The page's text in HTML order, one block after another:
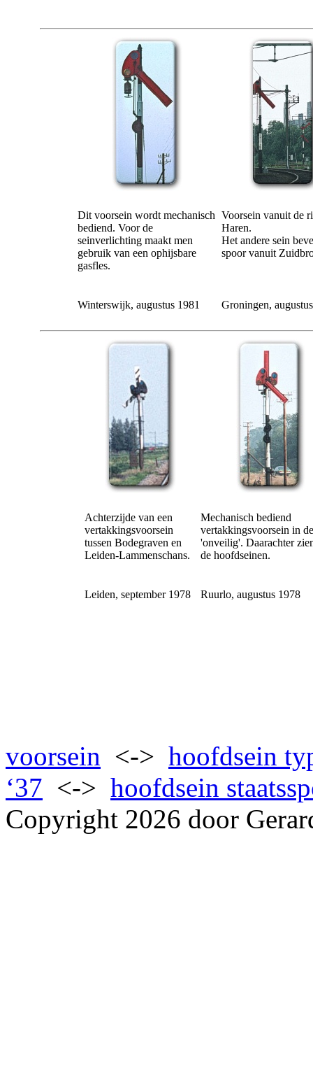
Dit voorsein wordt mechanisch
bediend. Voor de
seinverlichting maakt men
gebruik van een ophijsbare
gasfles.
Voorsein vanuit de
Haren.
Het andere sein
spoor vanuit
Winterswijk, augustus 1981 Groningen,
Achterzijde van een
vertakkingsvoorsein
tussen Bodegraven en
Leiden-Lammenschans.
Mechanisch bediend
vertakkingsvoorsein in
'onveilig'. Daarachter
de hoofdseinen.
Leiden, september 1978 Ruurlo, augustus 1978
voorsein <-> hoofdsein
‘37 <-> hoofdsein
Copyright 2026 door